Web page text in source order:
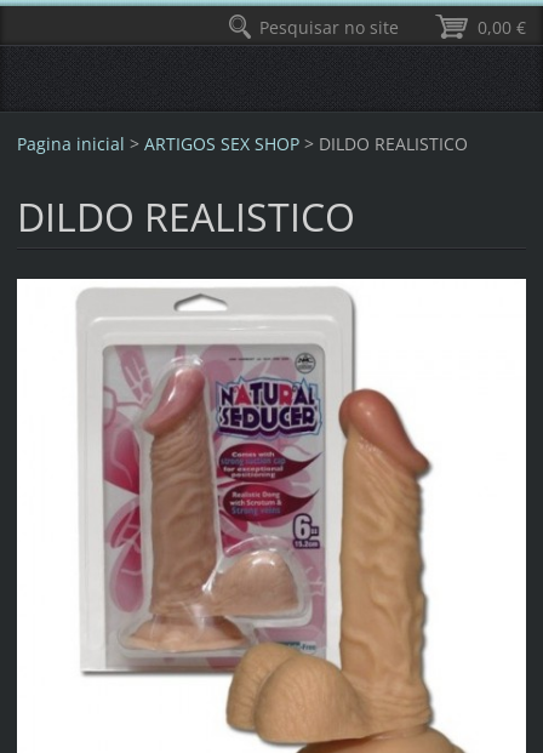
Pagina inicial>ARTIGOS SEX SHOP > DILDO REALISTICO
DILDO REALISTICO
0,00 €
Pesquisar no site